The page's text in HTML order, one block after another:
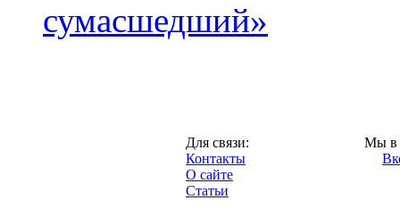
сумасшедший»
Для связи:
Контакты
О сайте
Статьи
Мы в